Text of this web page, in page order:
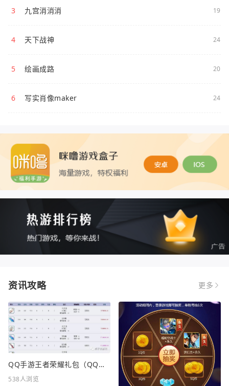
3 九宫消消消 19
4 天下战神 24
5 绘画成路 20
6 写实肖像maker 24
资讯攻略 更多
QQ手游王者荣耀礼包（QQ手游王者荣耀礼包在哪领）
538人浏览